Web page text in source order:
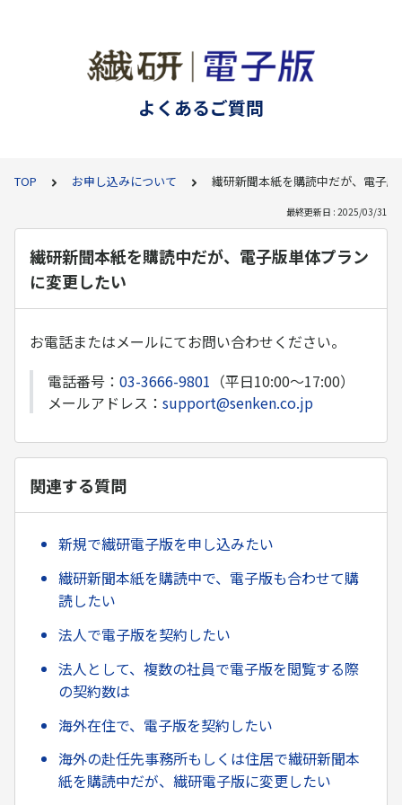
よくあるご質問
TOP お申し込みについて 繊研新聞本紙を購読中だが、電子
最終更新日 : 2025/03/31
繊研新聞本紙を購読中だが、電子版単体プラン
に変更したい
お電話またはメールにてお問い合わせください。
電話番号： 03-3666-9801 （平日10:00～17:00）
メールアドレス： support@senken.co.jp
関連する質問
新規で繊研電子版を申し込みたい
繊研新聞本紙を購読中で、電子版も合わせて購
読したい
法人で電子版を契約したい
法人として、複数の社員で電子版を閲覧する際
の契約数は
海外在住で、電子版を契約したい
海外の赴任先事務所もしくは住居で繊研新聞本
紙を購読中だが、繊研電子版に変更したい